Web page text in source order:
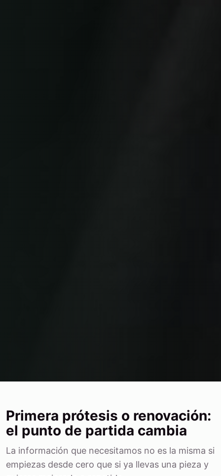
Primera prótesis o renovación:
el punto de partida cambia
La información que necesitamos no es la misma si
empiezas desde cero que si ya llevas una pieza y